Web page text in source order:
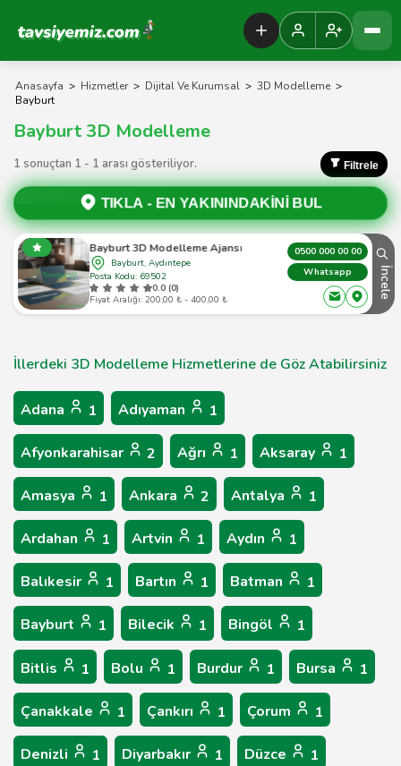
Tavsiyemiz Anasayfa
Anasayfa > Hizmetler > Dijital Ve Kurumsal > 3D Modelleme >
Bayburt
Bayburt 3D Modelleme
1 sonuçtan 1 - 1 arası gösteriliyor. Filtrele
TIKLA - EN YAKININDAKİNİ BUL
Bayburt 3D Modelleme Ajansı
Bayburt, Aydıntepe
Posta Kodu: 69502
0.0 (0)
Fiyat Aralığı: 200,00 ₺ - 400,00 ₺
0500 000 00 00
Whatsapp
İncele
İllerdeki 3D Modelleme Hizmetlerine de Göz Atabilirsiniz
Adana 1 Adıyaman 1
Afyonkarahisar 2 Ağrı 1 Aksaray 1
Amasya 1 Ankara 2 Antalya 1
Ardahan 1 Artvin 1 Aydın 1
Balıkesir 1 Bartın 1 Batman 1
Bayburt 1 Bilecik 1 Bingöl 1
Bitlis 1 Bolu 1 Burdur 1 Bursa 1
Çanakkale 1 Çankırı 1 Çorum 1
Denizli 1 Diyarbakır 1 Düzce 1